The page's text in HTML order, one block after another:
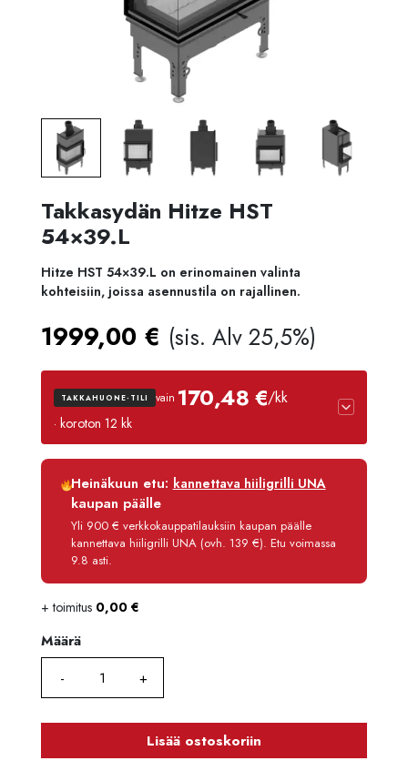
Takkasydän Hitze HST
54×39.L
Hitze HST 54×39.L on erinomainen valinta
kohteisiin, joissa asennustila on rajallinen.
1999,00 € (sis. Alv 25,5%)
TAKKAHUONE-TILI vain 170,48 €/kk
· koroton 12 kk
Luottoaika
12 kk
Korko
Käsittelymaksu
3,90 €/kk
Maksettava yhteensä
2 045,80 €
Heinäkuun etu: kannettava hiiligrilli UNA
kaupan päälle
Yli 900 € verkkokauppatilauksiin kaupan päälle
kannettava hiiligrilli UNA (ovh. 139 €). Etu voimassa
9.8 asti.
+ toimitus 0,00 €
Määrä
Määrä
Lisää ostoskoriin